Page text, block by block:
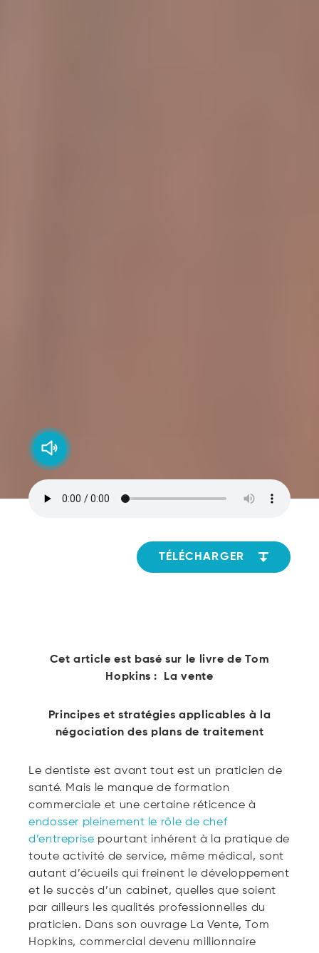
TÉLÉCHARGER
Cet article est basé sur le livre de Tom
Hopkins :
La vente
Principes et stratégies applicables à la
négociation des plans de traitement
Le dentiste est avant tout est un praticien de
santé. Mais le manque de formation
commerciale et une certaine réticence à
endosser pleinement le rôle de chef
d’entreprise pourtant inhérent à la pratique de
toute activité de service, même médical, sont
autant d’écueils qui freinent le développement
et le succès d’un cabinet, quelles que soient
par ailleurs les qualités professionnelles du
praticien. Dans son ouvrage La Vente, Tom
Hopkins, commercial devenu millionnaire